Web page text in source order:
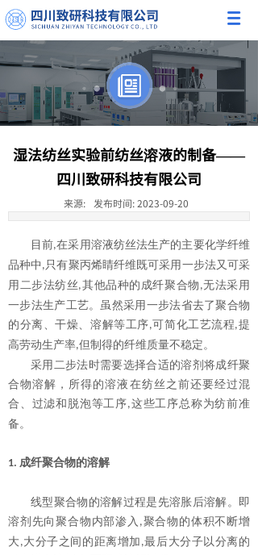
湿法纺丝实验前纺丝溶液的制备——
四川致研科技有限公司
来源: 发布时间:2023-09-20
目前,在采用溶液纺丝法生产的主要化学纤维
品种中 ,只有聚丙烯睛纤维既可采用一步法又可采
用二步法纺丝,其他品种的成纤聚合物 ,无法采用
一步法生产工艺。虽然采用一步法省去了聚合物
的分离、干燥、溶解等工序,可简化工艺流程,提
高劳动生产率,但制得的纤维质量不稳定。
采用二步法时需要选择合适的溶剂将成纤聚
合物溶解，所得的溶液在纺丝之前还要经过混
合、过滤和脱泡等工序,这些工序总称为纺前准
备。
1. 成纤聚合物的溶解
线型聚合物的溶解过程是先溶胀后溶解。即
溶剂先向聚合物内部渗入 ,聚合物的体积不断增
大 ,大分子之间的距离增加 ,最后大分子以分离的